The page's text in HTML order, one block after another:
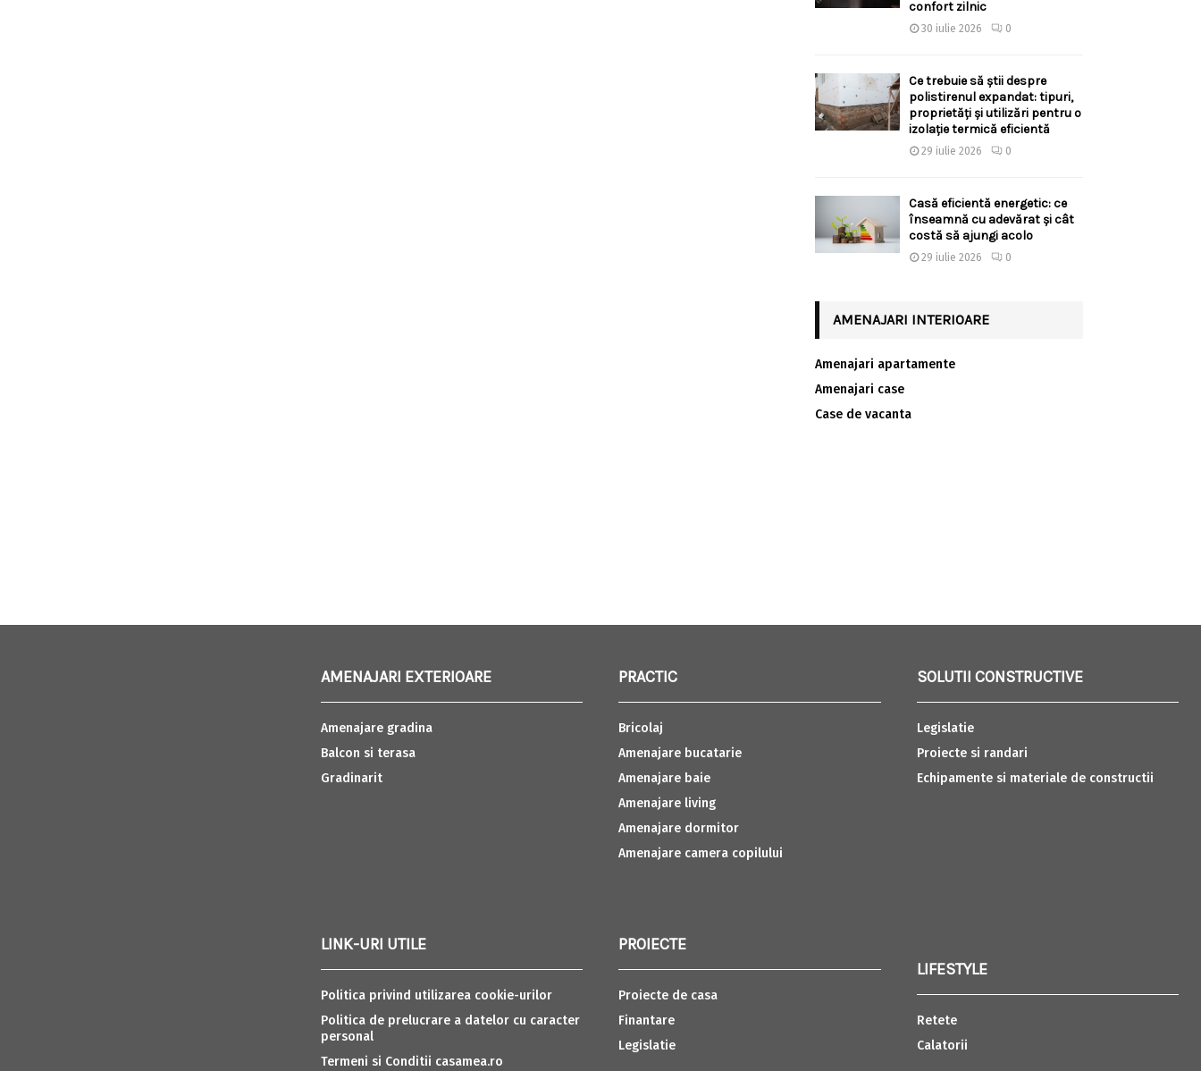
confort zilnic
30 iulie 2026 0
Ce trebuie să știi despre
polistirenul expandat: tipuri,
proprietăți și utilizări pentru o
izolație termică eficientă
29 iulie 2026 0
Casă eficientă energetic: ce
înseamnă cu adevărat și cât
costă să ajungi acolo
29 iulie 2026 0
AMENAJARI INTERIOARE
Amenajari apartamente
Amenajari case
Case de vacanta
AMENAJARI EXTERIOARE
Amenajare gradina
Balcon si terasa
Gradinarit
LINK-URI UTILE
Politica privind utilizarea cookie-urilor
Politica de prelucrare a datelor cu caracter
personal
Termeni si Conditii casamea.ro
PRACTIC
Bricolaj
Amenajare bucatarie
Amenajare baie
Amenajare living
Amenajare dormitor
Amenajare camera copilului
PROIECTE
Proiecte de casa
Finantare
Legislatie
SOLUTII CONSTRUCTIVE
Legislatie
Proiecte si randari
Echipamente si materiale de constructii
LIFESTYLE
Retete
Calatorii